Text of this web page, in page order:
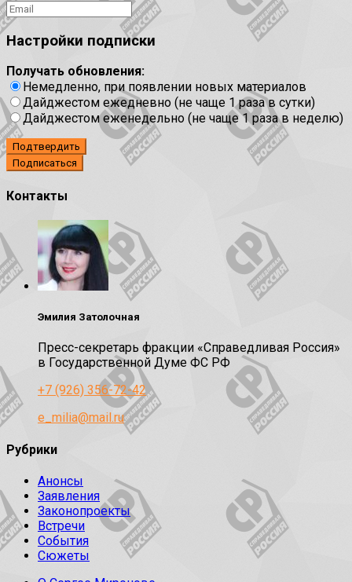
Настройки подписки
Получать обновления:
Немедленно, при появлении новых материалов
Дайджестом ежедневно (не чаще 1 раза в сутки)
Дайджестом еженедельно (не чаще 1 раза в неделю)
Подтвердить
Контакты
Эмилия Затолочная
Пресс-секретарь фракции «Справедливая Россия»
в Государственной Думе ФС РФ
+7 (926) 356-72-42
e_milia@mail.ru
Рубрики
Анонсы
Заявления
Законопроекты
Встречи
События
Сюжеты